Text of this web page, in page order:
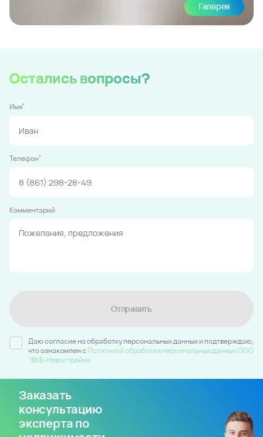
Галерея
Остались вопросы?
Имя*
Телефон*
Комментарий
Отправить
Даю согласие на обработку персональных данных и подтверждаю,
что ознакомлен c Политикой обработки персональных данных ООО
"ВКБ-Новостройки
Заказать
консультацию
эксперта по